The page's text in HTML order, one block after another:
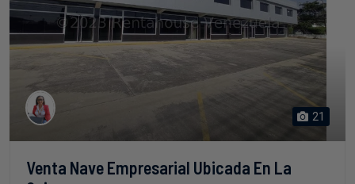
21
Quizan